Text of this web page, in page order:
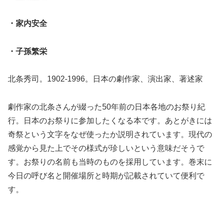
・家内安全
・子孫繁栄
北条秀司。1902-1996。日本の劇作家、演出家、著述家
劇作家の北条さんが綴った50年前の日本各地のお祭り紀
行。日本のお祭りに参加したくなる本です。あとがきには
奇祭という文字をなぜ使ったか説明されています。現代の
感覚から見た上でその様式が珍しいという意味だそうで
す。お祭りの名前も当時のものを採用しています。巻末に
今日の呼び名と開催場所と時期が記載されていて便利で
す。